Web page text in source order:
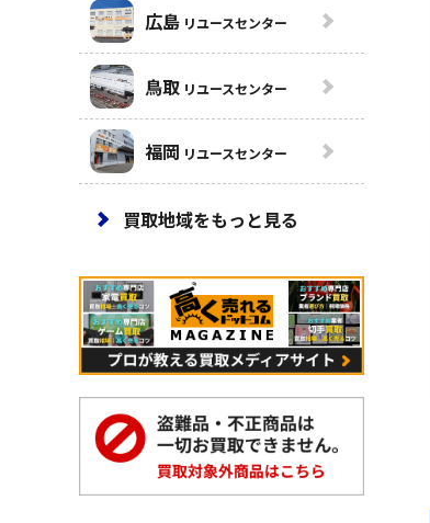
広島 リユースセンター
鳥取 リユースセンター
福岡 リユースセンター
買取地域をもっと見る